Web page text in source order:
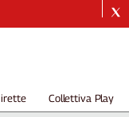
Collettiva Play